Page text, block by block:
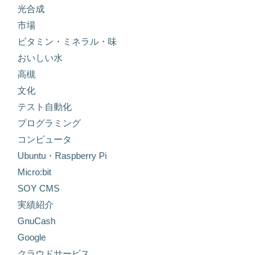
光合成
市場
ビタミン・ミネラル・味
おいしい水
高槻
文化
テスト自動化
プログラミング
コンピュータ
Ubuntu・Raspberry Pi
Micro:bit
SOY CMS
実績紹介
GnuCash
Google